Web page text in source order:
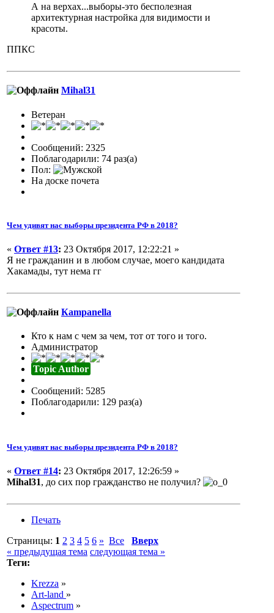
А на верхах...выборы-это бесполезная
архитектурная настройка для видимости и
красоты.
ППКС
Mihal31
Ветеран
Сообщений: 2325
Поблагодарили: 74 раз(а)
Пол:
На доске почета
Чем удивят нас выборы президента РФ в 2018?
« Ответ #13: 23 Октября 2017, 12:22:21 »
Я не гражданин и в любом случае, моего кандидата
Хакамады, тут нема гг
Кampanella
Кто к нам с чем за чем, тот от того и того.
Администратор
Topic Author
Сообщений: 5285
Поблагодарили: 129 раз(а)
Чем удивят нас выборы президента РФ в 2018?
« Ответ #14: 23 Октября 2017, 12:26:59 »
Mihal31, до сих пор гражданство не получил?
Печать
Страницы: 1 2 3 4 5 6 » Все
Вверх
« предыдущая тема следующая тема »
Теги:
Krezza »
Art-land »
Aspectrum »